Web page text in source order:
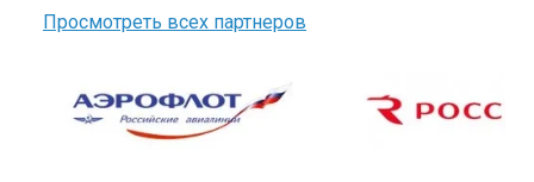
Просмотреть всех партнеров